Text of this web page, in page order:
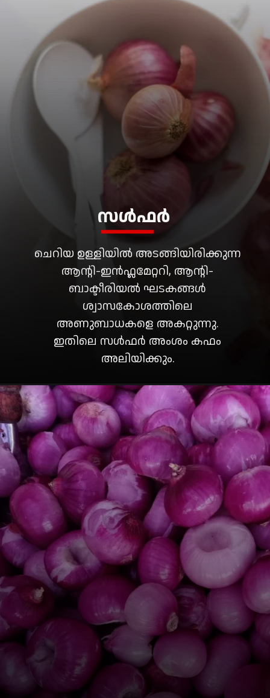
ചെറിയ ഉള്ളിയിൽ അടങ്ങിയിരിക്കുന്ന
ആൻ്റി-ഇൻഫ്ലമേറ്ററി, ആൻ്റി-
ബാക്ടീരിയൽ ഘടകങ്ങൾ
ശ്വാസകോശത്തിലെ
അണുബാധകളെ അകറ്റുന്നു.
ഇതിലെ സൾഫർ അംശം കഫം
അലിയിക്കും.
സൾഫർ